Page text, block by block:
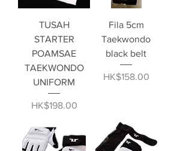
TUSAH
STARTER
POAMSAE
TAEKWONDO
UNIFORM
價格
HK$198.00
Fila 5cm
Taekwondo
black belt
價格
HK$158.00